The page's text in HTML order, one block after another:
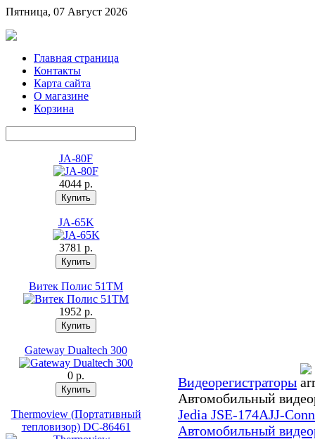
Пятница, 07 Август 2026
Главная страница
Контакты
Карта сайта
О магазине
Корзина
JA-80F
4044 p.
JA-65K
3781 p.
Витек Полис 51ТМ
1952 p.
Gateway Dualtech 300
0 p.
Thermoview (Портативный
тепловизор) DC-86461
Видеорегистраторы
Автомобильный
Jedia JSE-174AJJ-
Автомобильный